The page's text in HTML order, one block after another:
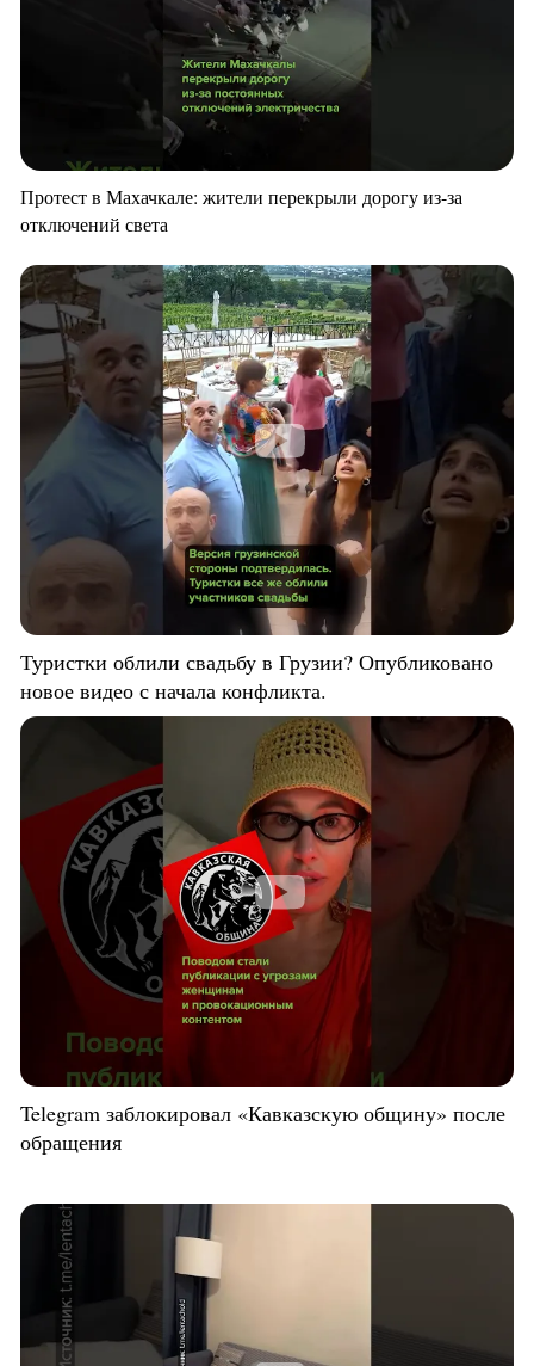
Протест в Махачкале: жители перекрыли дорогу из-за
отключений света
Туристки облили свадьбу в Грузии? Опубликовано
новое видео с начала конфликта.
Telegram заблокировал «Кавказскую общину» после
обращения